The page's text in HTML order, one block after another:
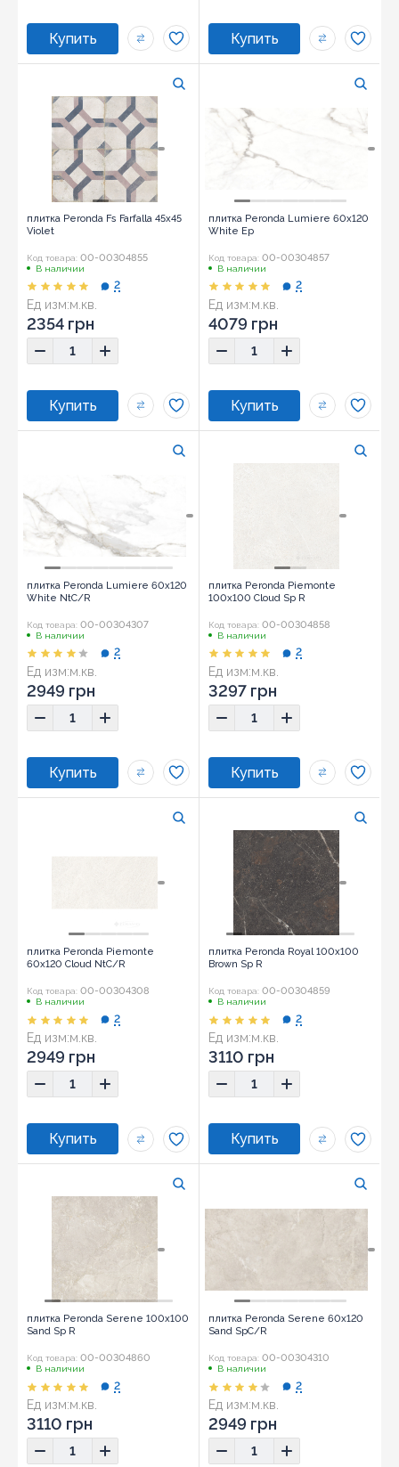
плитка Peronda Fs Farfalla 45x45
Violet
Код товара: 00-00304855
В наличии
Ед изм:м.кв.
2
2354 грн
плитка Peronda Lumiere 60x120
White Ep
Код товара: 00-00304857
В наличии
Ед изм:м.кв.
2
4079 грн
плитка Peronda Lumiere 60x120
White NtC/R
Код товара: 00-00304307
В наличии
Ед изм:м.кв.
2
2949 грн
плитка Peronda Piemonte
100x100 Cloud Sp R
Код товара: 00-00304858
В наличии
Ед изм:м.кв.
2
3297 грн
плитка Peronda Piemonte
60x120 Cloud NtC/R
Код товара: 00-00304308
В наличии
Ед изм:м.кв.
2
2949 грн
плитка Peronda Royal 100x100
Brown Sp R
Код товара: 00-00304859
В наличии
Ед изм:м.кв.
2
3110 грн
плитка Peronda Serene 100x100
Sand Sp R
Код товара: 00-00304860
В наличии
Ед изм:м.кв.
2
3110 грн
плитка Peronda Serene 60x120
Sand SpC/R
Код товара: 00-00304310
В наличии
Ед изм:м.кв.
2
2949 грн